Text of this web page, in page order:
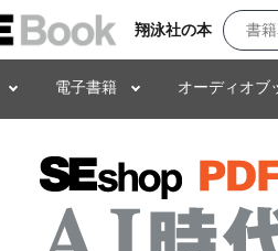
翔泳社の本
電子書籍 オーディオブ